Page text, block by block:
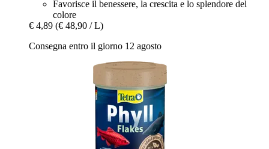
Favorisce il benessere, la crescita e lo splendore del
colore
€ 4,89 (€ 48,90 / L)
Consegna entro il giorno 12 agosto